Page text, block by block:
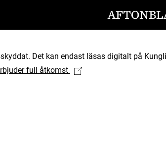
Det kan endast läsas digitalt på
full åtkomst